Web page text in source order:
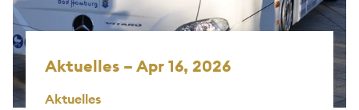
Aktuelles – Apr 16, 2026
Aktuelles